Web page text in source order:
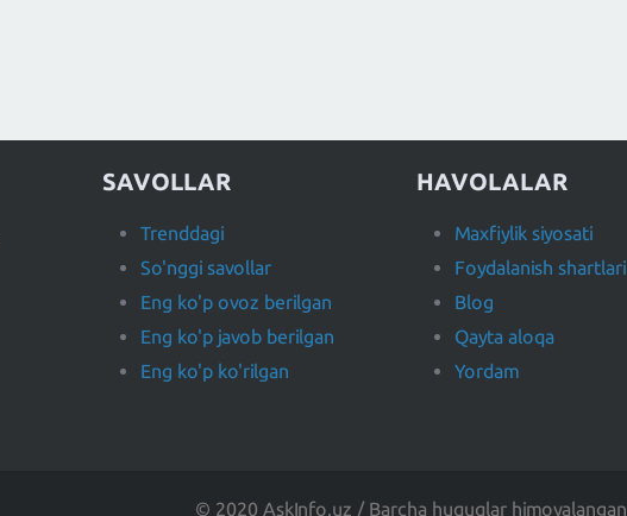
SAVOLLAR
Trenddagi
So'nggi savollar
Eng ko'p ovoz berilgan
Eng ko'p javob berilgan
Eng ko'p ko'rilgan
HAVOLALAR
Maxfiylik siyosati
Foydalanish shartlari
Blog
Qayta aloqa
Yordam
© 2020 AskInfo.uz / Barcha huquqlar himoyalangan